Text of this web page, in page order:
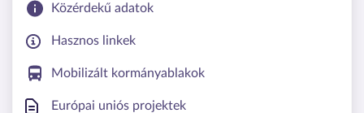
Közérdekű adatok
Hasznos linkek
Mobilizált kormányablakok
Európai uniós projektek